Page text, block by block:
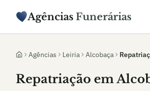
Agências Funerárias
Agências Leiria Alcobaça
Repatriação em